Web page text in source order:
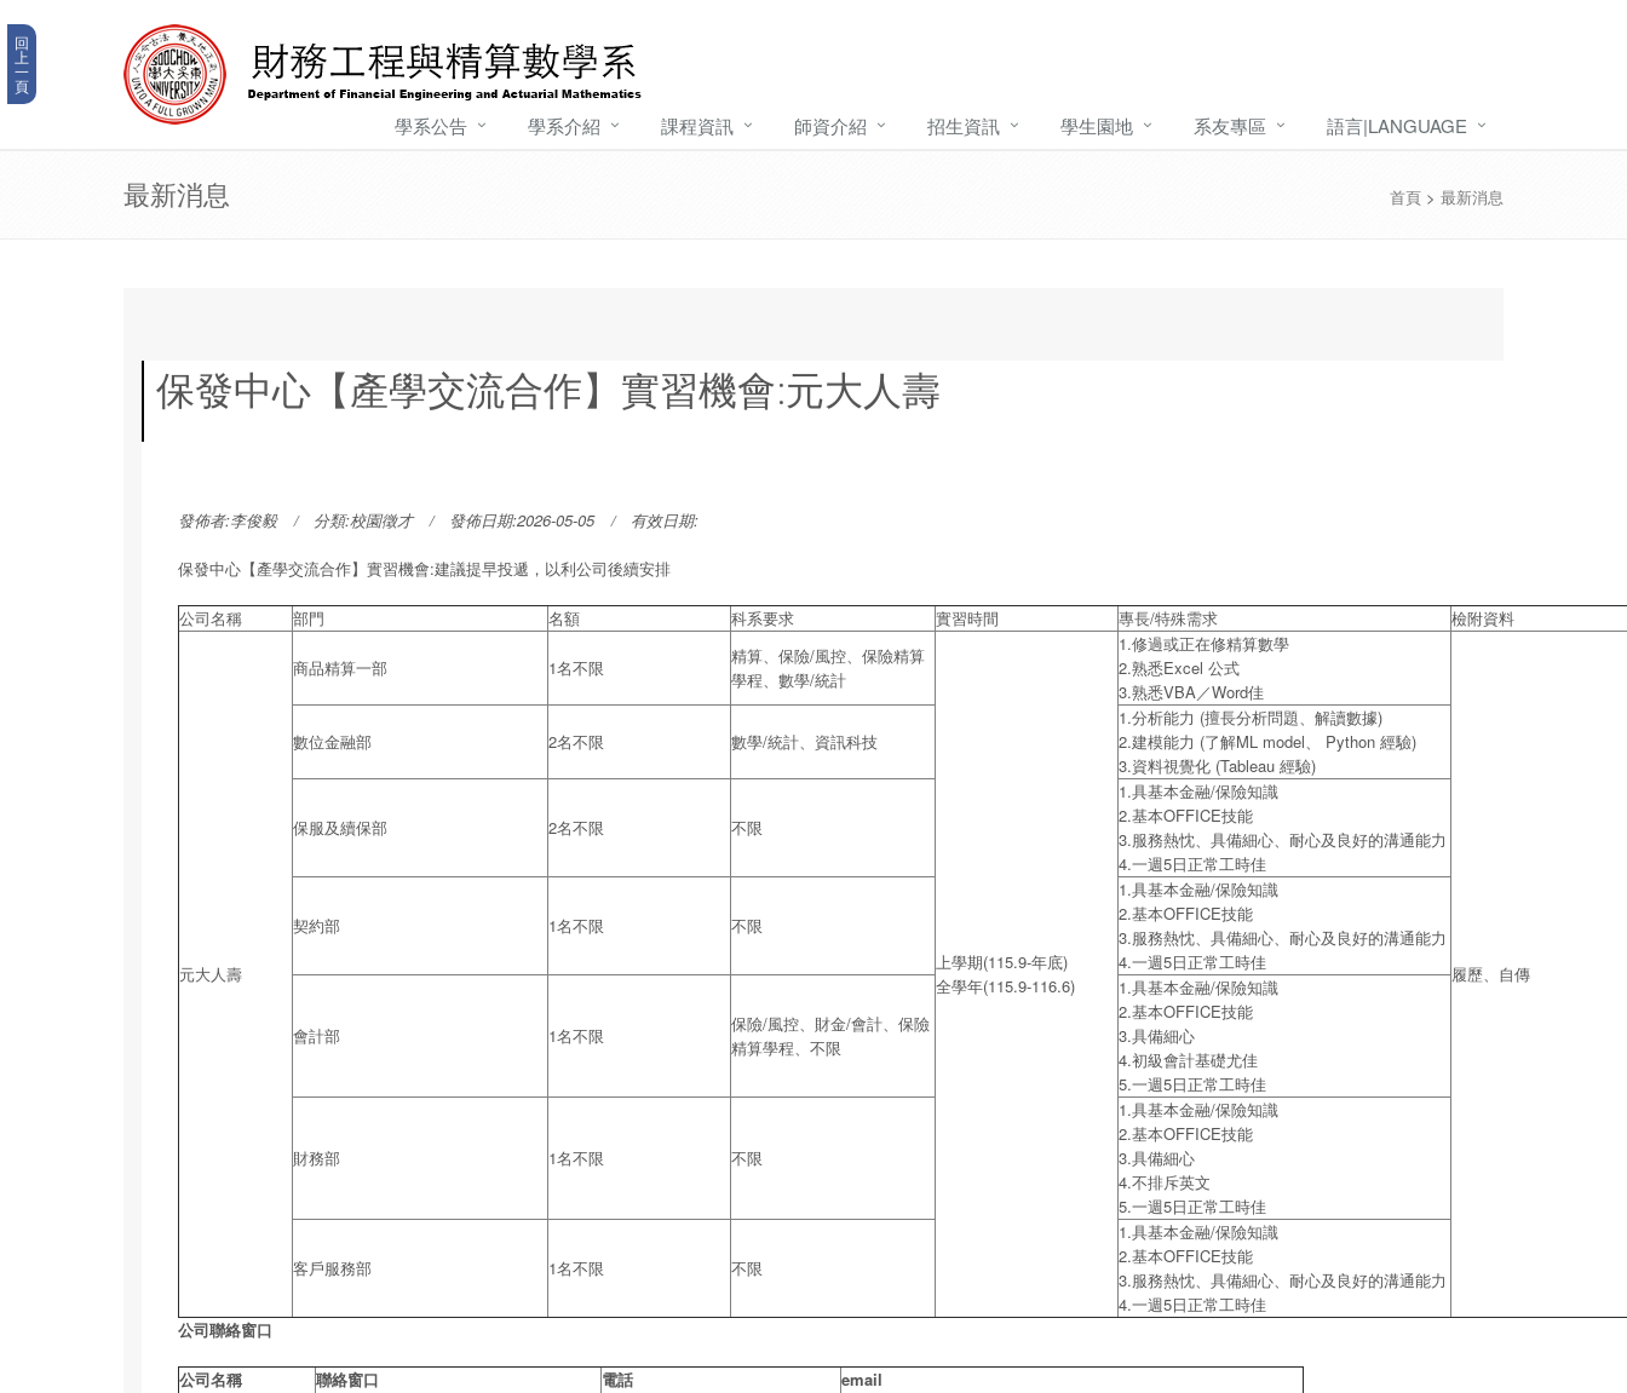
回
上
一
頁
學系公告 學系介紹 課程資訊 師資介紹 招生資訊 學生園地 系友專區 語言|LANGUAGE
最新消息 首頁 > 最新消息
保發中心【產學交流合作】實習機會:元大人壽
發佈者:李俊毅 分類:校園徵才 發佈日期:2026-05-05 有效日期:
保發中心【產學交流合作】實習機會:建議提早投遞，以利公司後續安排
公司名稱 部門 名額 科系要求 實習時間 專長/特殊需求 檢附資料
元大人壽
商品精算一部 1名不限
精算、保險/風控、保險精算
學程、數學/統計
上學期(115.9-年底)
全學年(115.9-116.6)
1.修過或正在修精算數學
2.熟悉Excel 公式
3.熟悉VBA／Word佳
履歷、自傳
數位金融部 2名不限 數學/統計、資訊科技
1.分析能力 (擅長分析問題、解讀數據)
2.建模能力 (了解ML model、 Python 經驗)
3.資料視覺化 (Tableau 經驗)
保服及續保部 2名不限 不限
1.具基本金融/保險知識
2.基本OFFICE技能
3.服務熱忱、具備細心、耐心及良好的溝通能力
4.一週5日正常工時佳
契約部 1名不限 不限
1.具基本金融/保險知識
2.基本OFFICE技能
3.服務熱忱、具備細心、耐心及良好的溝通能力
4.一週5日正常工時佳
會計部 1名不限
保險/風控、財金/會計、保險
精算學程、不限
1.具基本金融/保險知識
2.基本OFFICE技能
3.具備細心
4.初級會計基礎尤佳
5.一週5日正常工時佳
財務部 1名不限 不限
1.具基本金融/保險知識
2.基本OFFICE技能
3.具備細心
4.不排斥英文
5.一週5日正常工時佳
客戶服務部 1名不限 不限
1.具基本金融/保險知識
2.基本OFFICE技能
3.服務熱忱、具備細心、耐心及良好的溝通能力
4.一週5日正常工時佳
公司聯絡窗口
公司名稱 聯絡窗口 電話 email